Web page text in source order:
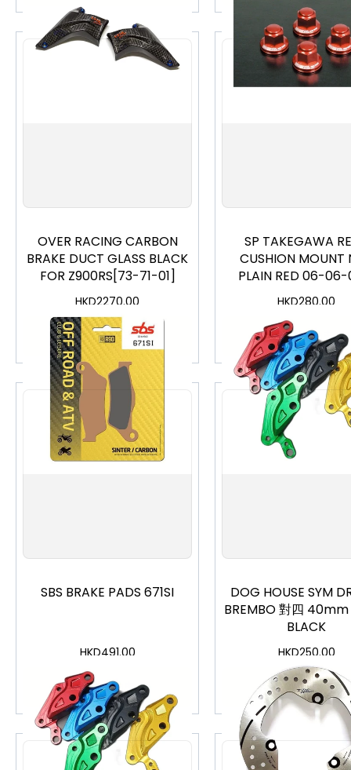
OVER RACING CARBON
BRAKE DUCT GLASS BLACK
FOR Z900RS[73-71-01]
HKD2270.00
加入購物車
SP TAKEGAWA
CUSHION MOUNT
PLAIN RED 06-06-
HKD280.00
加入購物車
SBS BRAKE PADS 671SI
HKD491.00
加入購物車
DOG HOUSE SYM
BREMBO 對四
BLACK
HKD250.00
加入購物車